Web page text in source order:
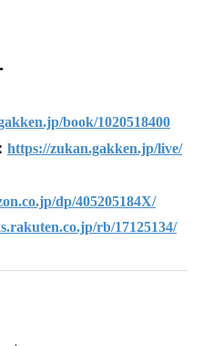
book/1020518400
https://zukan.gakken.jp/live/
dp/405205184X/
rb/17125134/